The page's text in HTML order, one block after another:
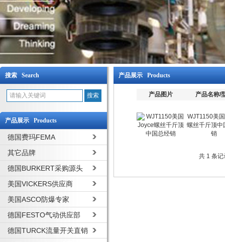
搜索 Search
产品展示 Products
德国费玛FEMA
其它品牌
德国BURKERT采购源头
美国VICKERS供应商
美国ASCO防爆专家
德国FESTO气动供应部
德国TURCK流量开关直销
产品展示 Products
产品图片 产品名称/
WJT1150美
螺丝千斤顶中
销
共 1 条